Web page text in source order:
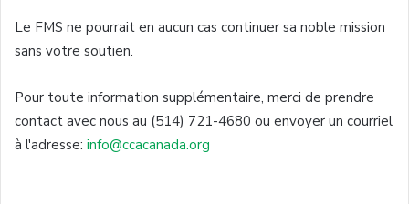
Le FMS ne pourrait en aucun cas continuer sa noble mission
sans votre soutien.
Pour toute information supplémentaire, merci de prendre
contact avec nous au (514) 721-4680 ou envoyer un courriel
à l'adresse: info@ccacanada.org